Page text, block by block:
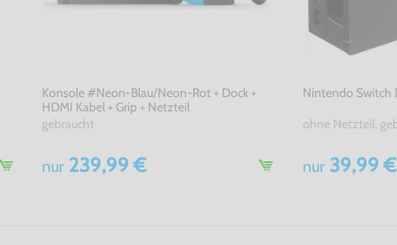
Konsole #Neon-Blau/Neon-Rot + Dock +
HDMI Kabel + Grip + Netzteil
gebraucht
nur 239,99 €
Nintendo Switch
ohne Netzteil,
nur39,99 €